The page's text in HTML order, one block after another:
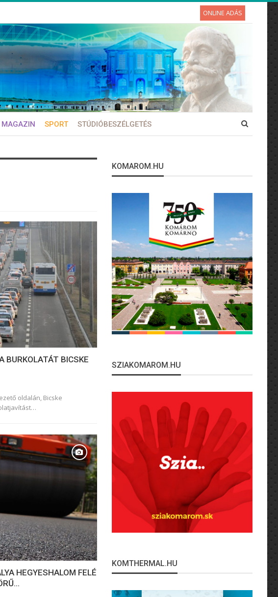
ONLINE ADÁS
MAGAZIN SPORT STÚDIÓBESZÉLGETÉS
BURKOLATÁT BICSKE
oldalán, Bicske
…
HEGYESHALOM FELÉ
KOMAROM.HU
SZIAKOMAROM.HU
KOMTHERMAL.HU